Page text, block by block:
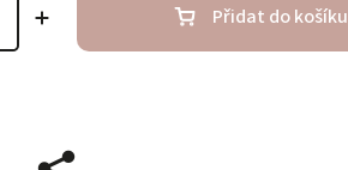
Přidat do košíku